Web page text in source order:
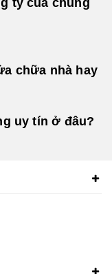
ty của chúng
chữa nhà hay
uy tín ở đâu?